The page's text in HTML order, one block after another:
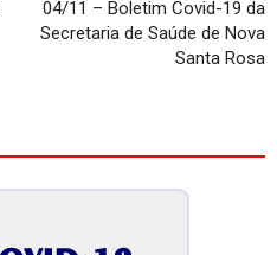
04/11 – Boletim Covid-19 da
Secretaria de Saúde de Nova
Santa Rosa